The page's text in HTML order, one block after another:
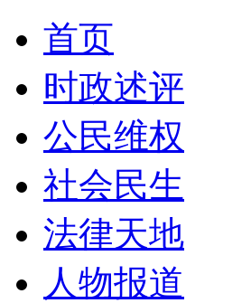
首页
时政述评
公民维权
社会民生
法律天地
人物报道